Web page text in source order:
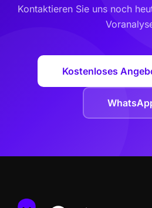
Kontaktieren Sie uns noch
Kostenloses